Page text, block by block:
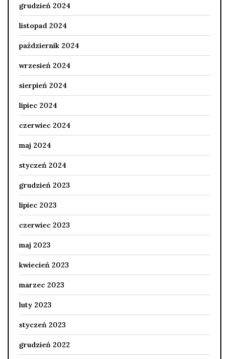
grudzień 2024
listopad 2024
październik 2024
wrzesień 2024
sierpień 2024
lipiec 2024
czerwiec 2024
maj 2024
styczeń 2024
grudzień 2023
lipiec 2023
czerwiec 2023
maj 2023
kwiecień 2023
marzec 2023
luty 2023
styczeń 2023
grudzień 2022